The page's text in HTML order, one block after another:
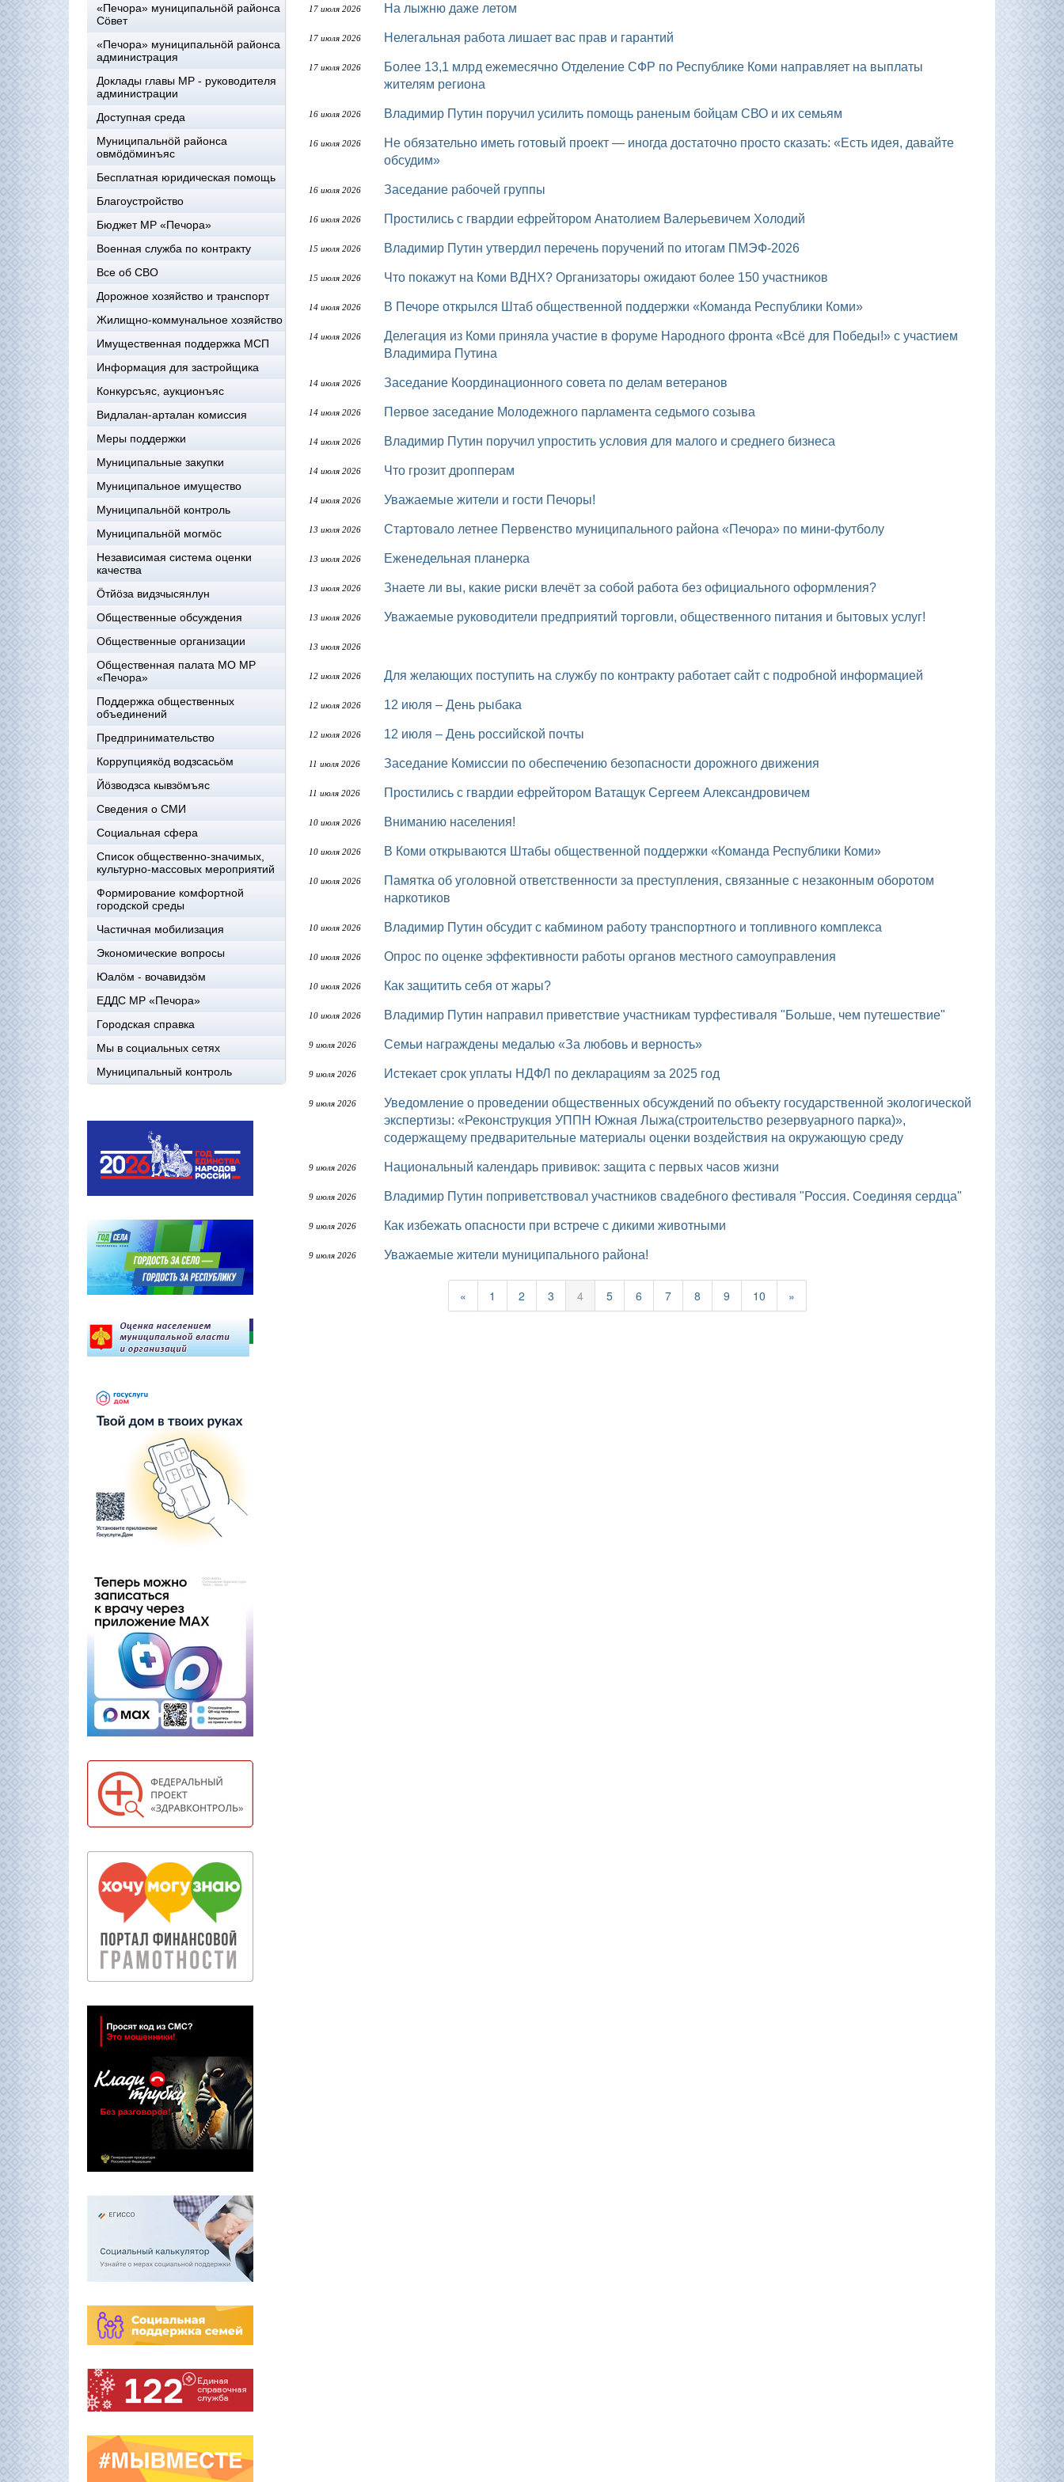
«Печора» муниципальнöй районса
Сöвет
«Печора» муниципальнöй районса
администрация
Доклады главы МР - руководителя
администрации
Доступная среда
Муниципальнöй районса
овмöдöминъяс
Бесплатная юридическая помощь
Благоустройство
Бюджет МР «Печора»
Военная служба по контракту
Все об СВО
Дорожное хозяйство и транспорт
Жилищно-коммунальное хозяйство
Имущественная поддержка МСП
Информация для застройщика
Конкурсъяс, аукционъяс
Видлалан-арталан комиссия
Меры поддержки
Муниципальные закупки
Муниципальное имущество
Муниципальнӧй контроль
Муниципальнöй могмöс
Независимая система оценки
качества
Öтйöза видзчысянлун
Общественные обсуждения
Общественные организации
Общественная палата МО МР
«Печора»
Поддержка общественных
объединений
Предпринимательство
Коррупциякöд водзсасьöм
Йöзводзса кывзöмъяс
Сведения о СМИ
Социальная сфера
Список общественно-значимых,
культурно-массовых мероприятий
Формирование комфортной
городской среды
Частичная мобилизация
Экономические вопросы
Юалӧм - вочавидзӧм
ЕДДС МР «Печора»
Городская справка
Мы в социальных сетях
Муниципальный контроль
17 июля 2026 На лыжню даже летом
17 июля 2026 Нелегальная работа лишает вас прав и гарантий
17 июля 2026
Более 13,1 млрд ежемесячно Отделение СФР по Республике Коми направляет на выплаты
жителям региона
16 июля 2026 Владимир Путин поручил усилить помощь раненым бойцам СВО и их семьям
16 июля 2026
Не обязательно иметь готовый проект — иногда достаточно просто сказать: «Есть идея, давайте
обсудим»
16 июля 2026 Заседание рабочей группы
16 июля 2026 Простились с гвардии ефрейтором Анатолием Валерьевичем Холодий
15 июля 2026 Владимир Путин утвердил перечень поручений по итогам ПМЭФ-2026
15 июля 2026 Что покажут на Коми ВДНХ? Организаторы ожидают более 150 участников
14 июля 2026 В Печоре открылся Штаб общественной поддержки «Команда Республики Коми»
14 июля 2026
Делегация из Коми приняла участие в форуме Народного фронта «Всё для Победы!» с участием
Владимира Путина
14 июля 2026 Заседание Координационного совета по делам ветеранов
14 июля 2026 Первое заседание Молодежного парламента седьмого созыва
14 июля 2026 Владимир Путин поручил упростить условия для малого и среднего бизнеса
14 июля 2026 Что грозит дропперам
14 июля 2026 Уважаемые жители и гости Печоры!
13 июля 2026 Стартовало летнее Первенство муниципального района «Печора» по мини-футболу
13 июля 2026 Еженедельная планерка
13 июля 2026 Знаете ли вы, какие риски влечёт за собой работа без официального оформления?
13 июля 2026 Уважаемые руководители предприятий торговли, общественного питания и бытовых услуг!
13 июля 2026
12 июля 2026 Для желающих поступить на службу по контракту работает сайт с подробной информацией
12 июля 2026 12 июля – День рыбака
12 июля 2026 12 июля – День российской почты
11 июля 2026 Заседание Комиссии по обеспечению безопасности дорожного движения
11 июля 2026 Простились с гвардии ефрейтором Ватащук Сергеем Александровичем
10 июля 2026 Вниманию населения!
10 июля 2026 В Коми открываются Штабы общественной поддержки «Команда Республики Коми»
10 июля 2026
Памятка об уголовной ответственности за преступления, связанные с незаконным оборотом
наркотиков
10 июля 2026 Владимир Путин обсудит с кабмином работу транспортного и топливного комплекса
10 июля 2026 Опрос по оценке эффективности работы органов местного самоуправления
10 июля 2026 Как защитить себя от жары?
10 июля 2026 Владимир Путин направил приветствие участникам турфестиваля "Больше, чем путешествие"
9 июля 2026 Семьи награждены медалью «За любовь и верность»
9 июля 2026 Истекает срок уплаты НДФЛ по декларациям за 2025 год
9 июля 2026
Уведомление о проведении общественных обсуждений по объекту государственной экологической
экспертизы: «Реконструкция УППН Южная Лыжа(строительство резервуарного парка)»,
содержащему предварительные материалы оценки воздействия на окружающую среду
9 июля 2026 Национальный календарь прививок: защита с первых часов жизни
9 июля 2026 Владимир Путин поприветствовал участников свадебного фестиваля "Россия. Соединяя сердца"
9 июля 2026 Как избежать опасности при встрече с дикими животными
9 июля 2026 Уважаемые жители муниципального района!
« 1 2 3 4 5 6 7 8 9 10 »